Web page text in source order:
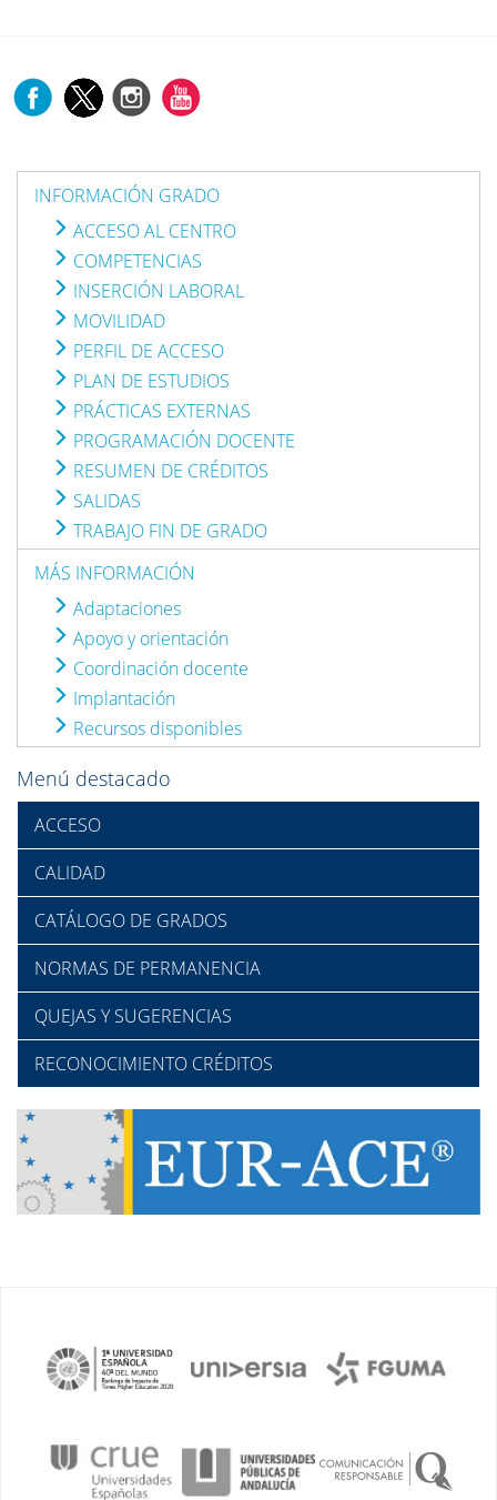
INFORMACIÓN GRADO
ACCESO AL CENTRO
COMPETENCIAS
INSERCIÓN LABORAL
MOVILIDAD
PERFIL DE ACCESO
PLAN DE ESTUDIOS
PRÁCTICAS EXTERNAS
PROGRAMACIÓN DOCENTE
RESUMEN DE CRÉDITOS
SALIDAS
TRABAJO FIN DE GRADO
MÁS INFORMACIÓN
Adaptaciones
Apoyo y orientación
Coordinación docente
Implantación
Recursos disponibles
Menú destacado
ACCESO
CALIDAD
CATÁLOGO DE GRADOS
NORMAS DE PERMANENCIA
QUEJAS Y SUGERENCIAS
RECONOCIMIENTO CRÉDITOS